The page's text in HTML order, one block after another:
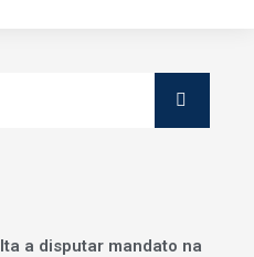
a disputar mandato na